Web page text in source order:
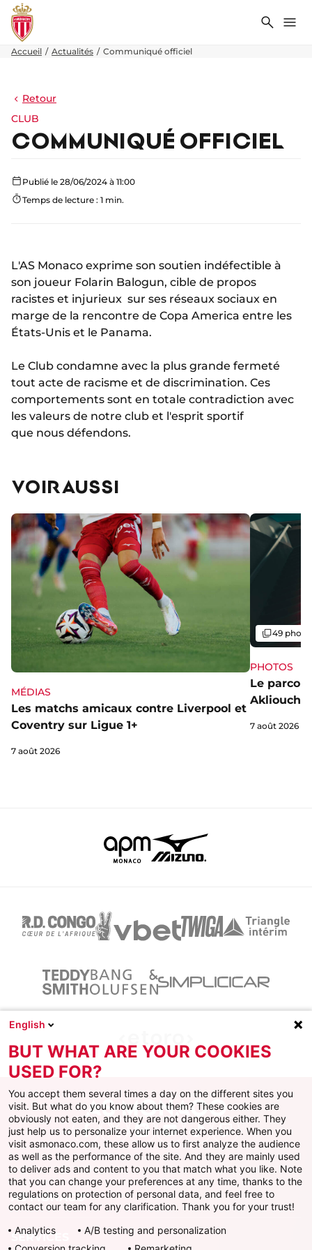
Accueil Actualités Communiqué officiel
Retour
CLUB
COMMUNIQUÉ OFFICIEL
Publié le 28/06/2024 à 11:00
Temps de lecture : 1 min.
L'AS Monaco exprime son soutien indéfectible à
son joueur Folarin Balogun, cible de propos
racistes et injurieux sur ses réseaux sociaux en
marge de la rencontre de Copa America entre les
États-Unis et le Panama.
Le Club condamne avec la plus grande fermeté
tout acte de racisme et de discrimination. Ces
comportements sont en totale contradiction avec
les valeurs de notre club et l'esprit sportif
que nous défendons.
VOIR AUSSI
MÉDIAS
Les matchs amicaux contre Liverpool et
Coventry sur Ligue 1+
7 août 2026
PHOTOS
Le
Akliouche
Galerie
49
7 août 2026
Facebook
X Instagram
YoutubeTikTokTwitch
AS MONACO
SERVICES
English
BUT WHAT ARE YOUR COOKIES
USED FOR?
You accept them several times a day on the different sites you
visit. But what do you know about them? These cookies are
obviously not eaten, and they are not dangerous either. They
just help us to personalize your internet experience. When you
visit asmonaco.com, these allow us to first analyze the audience
as well as the performance of the site. And they are mainly used
to deliver ads and content to you that match what you like. Note
that you can change your preferences at any time, thanks to the
regulations on protection of personal data, and feel free to
contact our team for any clarification. Thank you for your trust!
Analytics
A/B testing and personalization